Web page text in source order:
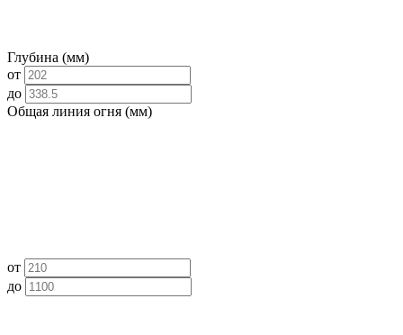
Глубина (мм)
от
до
Общая линия огня (мм)
от
до